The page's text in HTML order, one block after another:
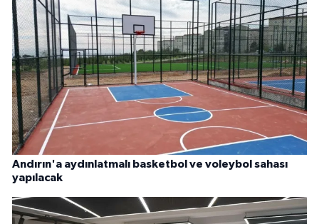
Andırın'a aydınlatmalı basketbol ve voleybol sahası
yapılacak